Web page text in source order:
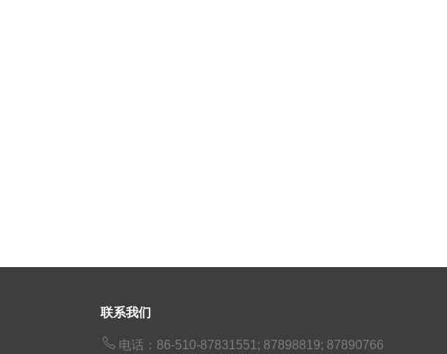
联系我们
 电话：86-510-87831551; 87898819; 87890766